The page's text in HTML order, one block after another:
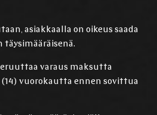
asiakkaalla on oikeus saada
varaus maksutta
vuorokautta ennen sovittua